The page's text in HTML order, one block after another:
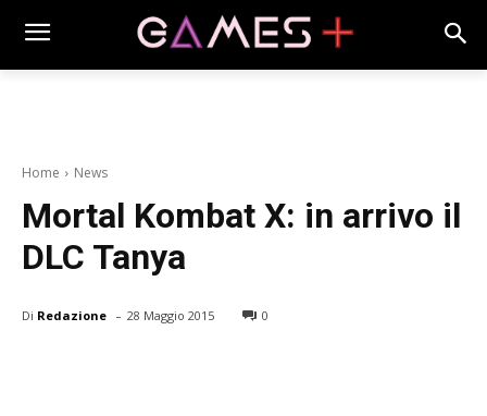
Home News
Mortal Kombat X: in arrivo il
DLC Tanya
Di Redazione - 28 Maggio 2015 0